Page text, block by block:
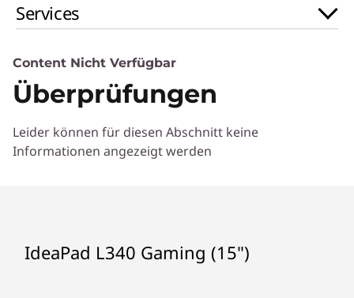
Services
Content Nicht Verfügbar
Überprüfungen
Leider können für diesen Abschnitt keine
Informationen angezeigt werden
IdeaPad L340 Gaming (15")